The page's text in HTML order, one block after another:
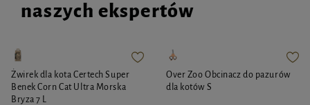
naszych ekspertów
Żwirek dla kota Certech Super
Benek Corn Cat Ultra Morska
Bryza 7 L
Over Zoo Obcinacz do pazurów
dla kotów S